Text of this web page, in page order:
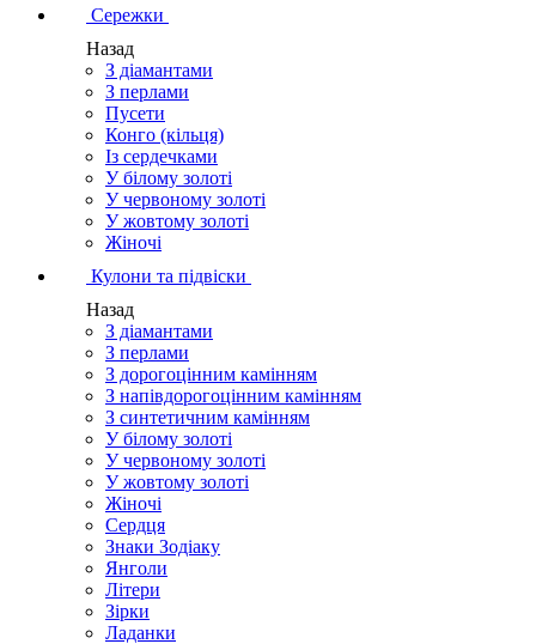
Сережки
Назад
З діамантами
З перлами
Пусети
Конго (кільця)
Із сердечками
У білому золоті
У червоному золоті
У жовтому золоті
Жіночі
Кулони та підвіски
Назад
З діамантами
З перлами
З дорогоцінним камінням
З напівдорогоцінним камінням
З синтетичним камінням
У білому золоті
У червоному золоті
У жовтому золоті
Жіночі
Сердця
Знаки Зодіаку
Янголи
Літери
Зірки
Ладанки